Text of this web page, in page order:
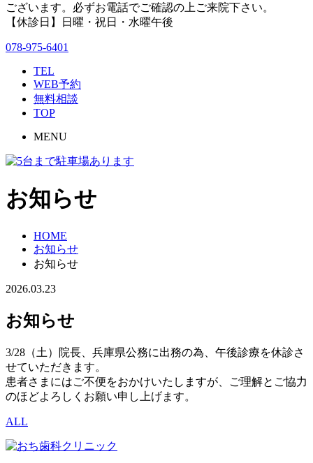
ございます。必ずお電話でご確認の上ご来院下さい。
【休診日】日曜・祝日・水曜午後
078-975-6401
TEL
WEB予約
無料相談
TOP
MENU
お知らせ
HOME
お知らせ
お知らせ
2026.03.23
お知らせ
3/28（土）院長、兵庫県公務に出務の為、午後診療を休診さ
せていただきます。
患者さまにはご不便をおかけいたしますが、ご理解とご協力
のほどよろしくお願い申し上げます。
ALL